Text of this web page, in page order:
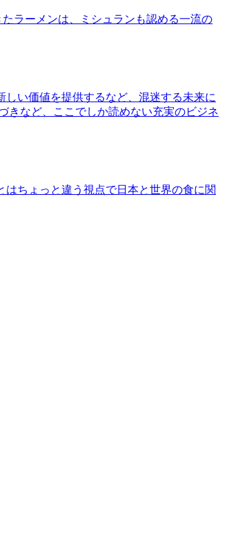
ラーメンは、ミシュランも認める一流の
い価値を提供するなど、混迷する未来に
きなど、ここでしか読めない充実のビジネ
ちょっと違う視点で日本と世界の食に関